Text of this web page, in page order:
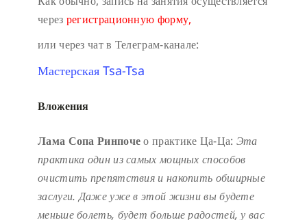
через регистрационную форму,
или через чат в Телеграм-канале:
Мастерская Tsa-Tsa
Вложения
Лама Сопа Ринпочео практике Ца-Ца: Эта
практика один из самых мощных способов
очистить препятствия и накопить обширные
заслуги. Даже уже в этой жизни вы будете
меньше болеть, будет больше радостей, у вас